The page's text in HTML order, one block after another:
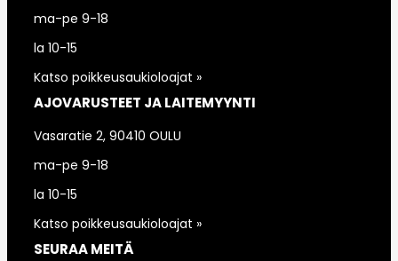
ma-pe 9-18
la 10-15
Katso poikkeusaukioloajat »
AJOVARUSTEET JA LAITEMYYNTI
Vasaratie 2, 90410 OULU
ma-pe 9-18
la 10-15
Katso poikkeusaukioloajat »
SEURAA MEITÄ